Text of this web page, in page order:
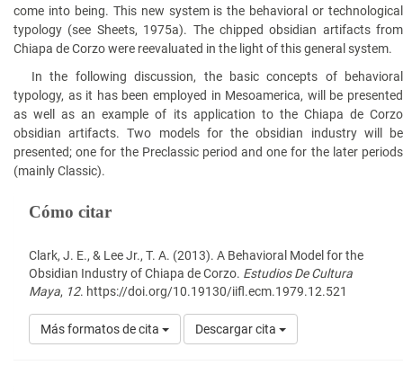
come into being. This new system is the behavioral or technological
typology (see Sheets, 1975a). The chipped obsidian artifacts from
Chiapa de Corzo were reevaluated in the light of this general system.
In the following discussion, the basic concepts of behavioral
typology, as it has been employed in Mesoamerica, will be presented
as well as an example of its application to the Chiapa de Corzo
obsidian artifacts. Two models for the obsidian industry will be
presented; one for the Preclassic period and one for the later periods
(mainly Classic).
Detalles
artículo
Cómo citar
Clark, J. E., & Lee Jr., T. A. (2013). A Behavioral Model for the
Obsidian Industry of Chiapa de Corzo. Estudios De Cultura
Maya, 12. https://doi.org/10.19130/iifl.ecm.1979.12.521
Más formatos de cita Descargar cita